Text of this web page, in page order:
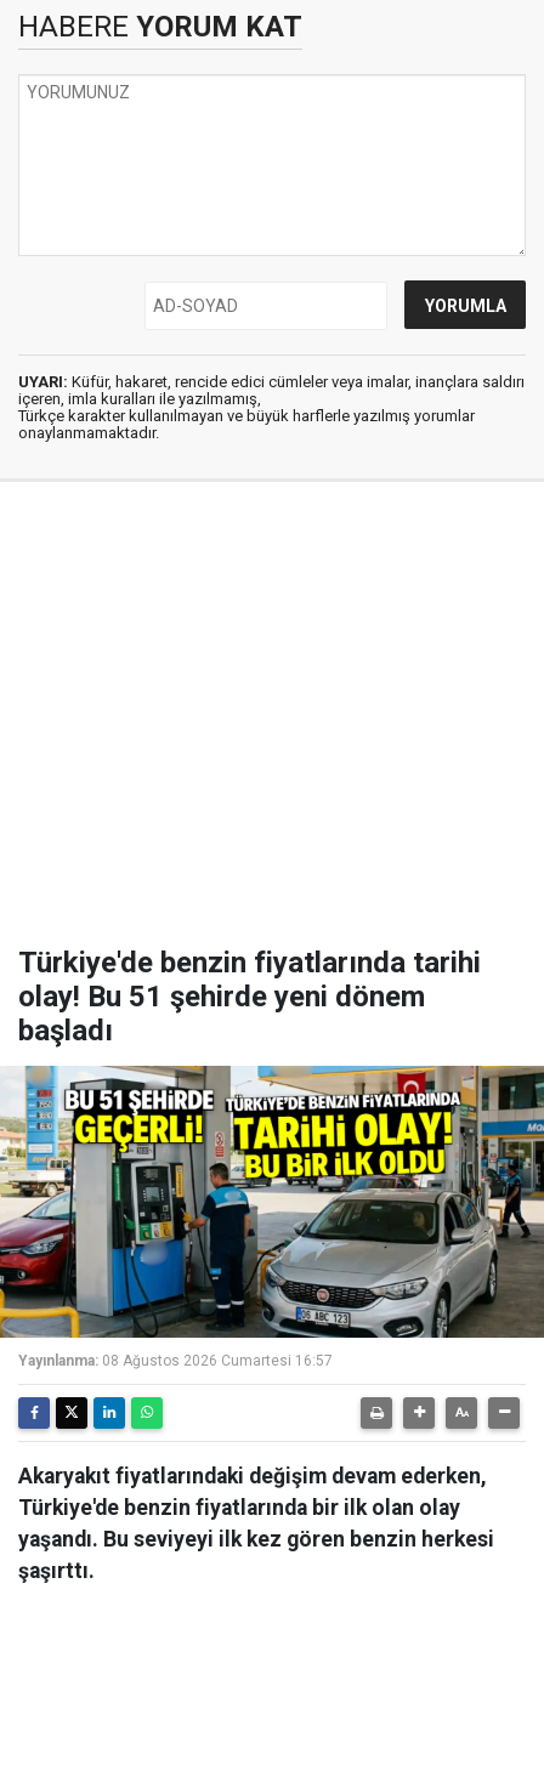
HABERE YORUM KAT
UYARI: Küfür, hakaret, rencide edici cümleler veya imalar, inançlara saldırı
içeren, imla kuralları ile yazılmamış,
Türkçe karakter kullanılmayan ve büyük harflerle yazılmış yorumlar
onaylanmamaktadır.
Türkiye'de benzin fiyatlarında tarihi
olay! Bu 51 şehirde yeni dönem
başladı
Yayınlanma: 08 Ağustos 2026 Cumartesi 16:57
Akaryakıt fiyatlarındaki değişim devam ederken,
Türkiye'de benzin fiyatlarında bir ilk olan olay
yaşandı. Bu seviyeyi ilk kez gören benzin herkesi
şaşırttı.